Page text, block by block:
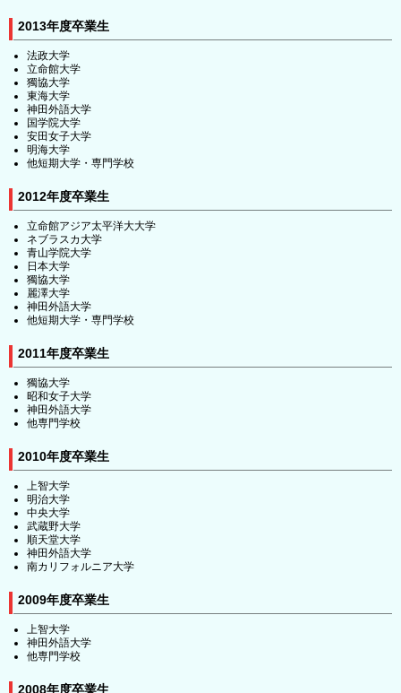
2013年度卒業生
法政大学
立命館大学
獨協大学
東海大学
神田外語大学
国学院大学
安田女子大学
明海大学
他短期大学・専門学校
2012年度卒業生
立命館アジア太平洋大大学
ネブラスカ大学
青山学院大学
日本大学
獨協大学
麗澤大学
神田外語大学
他短期大学・専門学校
2011年度卒業生
獨協大学
昭和女子大学
神田外語大学
他専門学校
2010年度卒業生
上智大学
明治大学
中央大学
武蔵野大学
順天堂大学
神田外語大学
南カリフォルニア大学
2009年度卒業生
上智大学
神田外語大学
他専門学校
2008年度卒業生